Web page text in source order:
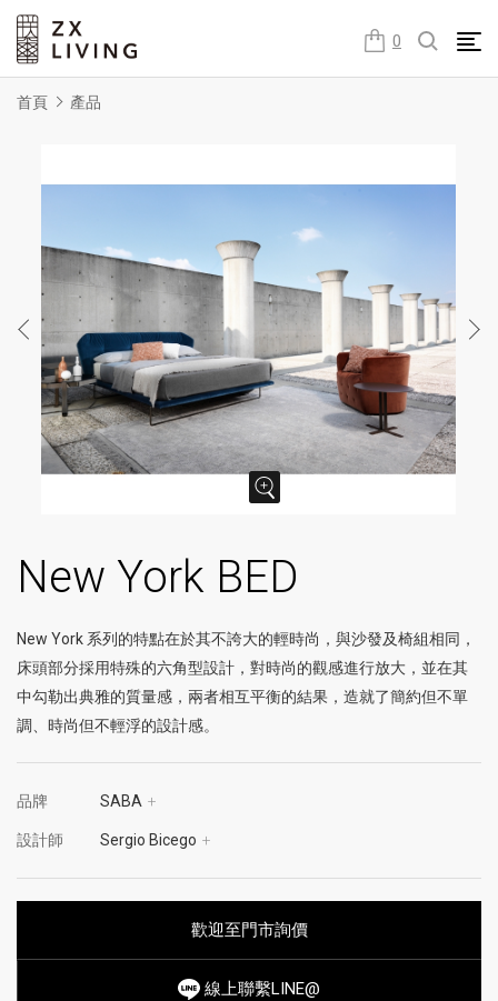
0
朕璽國際ZX LIVING官方網站
首頁 產品
New York BED
New York 系列的特點在於其不誇大的輕時尚，與沙發及椅組相同，
床頭部分採用特殊的六角型設計，對時尚的觀感進行放大，並在其
中勾勒出典雅的質量感，兩者相互平衡的結果，造就了簡約但不單
調、時尚但不輕浮的設計感。
品牌 SABA +
設計師 Sergio Bicego +
歡迎至門市詢價
線上聯繫LINE@